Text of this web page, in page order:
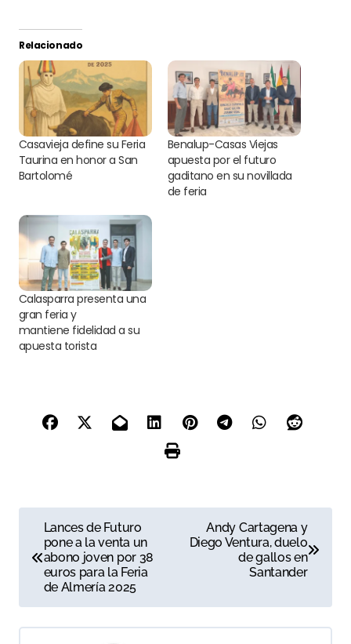
Relacionado
Casavieja define su Feria
Taurina en honor a San
Bartolomé
Benalup-Casas Viejas
apuesta por el futuro
gaditano en su novillada
de feria
Calasparra presenta una
gran feria y
mantiene fidelidad a su
apuesta torista
a
e
Lances de Futuro
pone a la venta un
abono joven por 38
euros para la Feria
de Almería 2025
Andy Cartagena y
Diego Ventura, duelo
de gallos en
Santander